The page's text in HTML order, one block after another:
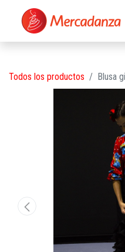
Todos los productos Blusa